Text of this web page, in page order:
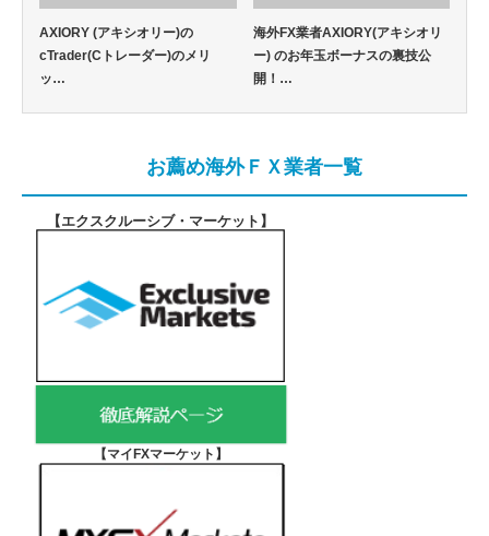
AXIORY (アキシオリー)の
cTrader(Cトレーダー)のメリ
ッ…
海外FX業者AXIORY(アキシオリ
ー) のお年玉ボーナスの裏技公
開！…
お薦め海外ＦＸ業者一覧
【エクスクルーシブ・マーケット 】
【マイFXマーケット 】